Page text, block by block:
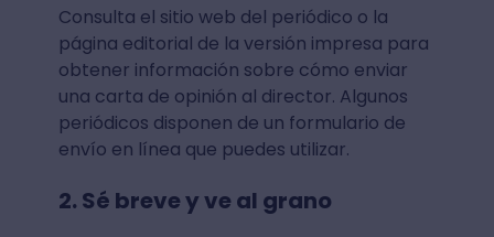
Consulta el sitio web del periódico o la
página editorial de la versión impresa para
obtener información sobre cómo enviar
una carta de opinión al director. Algunos
periódicos disponen de un formulario de
envío en línea que puedes utilizar.
2. Sé breve y ve al grano